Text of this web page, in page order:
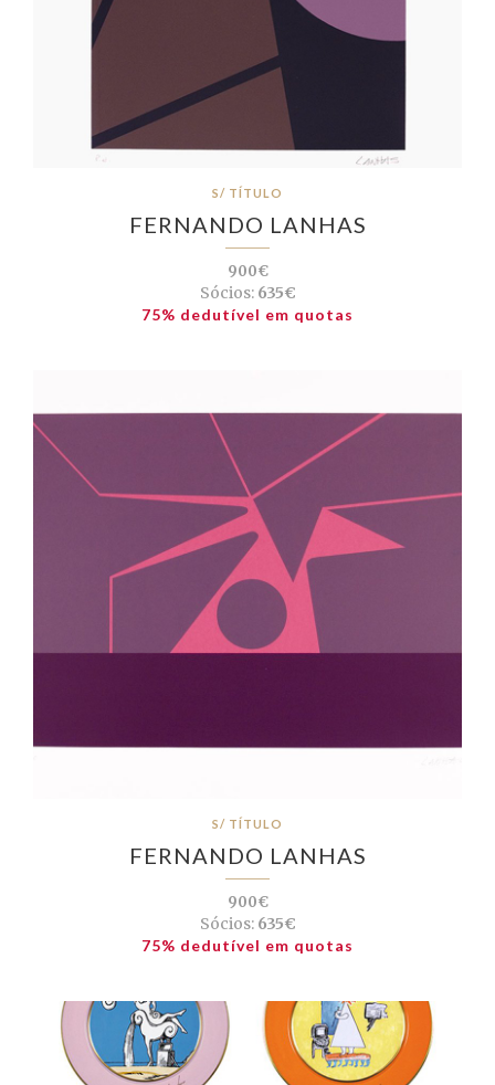
S/ TÍTULO
FERNANDO LANHAS
900€
Sócios:635€
75% dedutível em quotas
S/ TÍTULO
FERNANDO LANHAS
900€
Sócios:635€
75% dedutível em quotas